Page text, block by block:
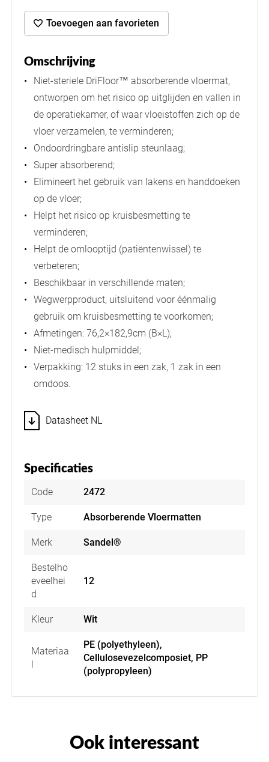
Toevoegen aan favorieten
Omschrijving
Niet-steriele DriFloor™ absorberende vloermat,
ontworpen om het risico op uitglijden en vallen in
de operatiekamer, of waar vloeistoffen zich op de
vloer verzamelen, te verminderen;
Ondoordringbare antislip steunlaag;
Super absorberend;
Elimineert het gebruik van lakens en handdoeken
op de vloer;
Helpt het risico op kruisbesmetting te
verminderen;
Helpt de omlooptijd (patiëntenwissel) te
verbeteren;
Beschikbaar in verschillende maten;
Wegwerpproduct, uitsluitend voor éénmalig
gebruik om kruisbesmetting te voorkomen;
Afmetingen: 76,2×182,9cm (B×L);
Niet-medisch hulpmiddel;
Verpakking: 12 stuks in een zak, 1 zak in een
omdoos.
Datasheet NL
Specificaties
Code 2472
Type Absorberende Vloermatten
Merk Sandel®
Bestelho
eveelhei
d
12
Kleur Wit
Materiaa
l
PE (polyethyleen),
Cellulosevezelcomposiet, PP
(polypropyleen)
Ook interessant